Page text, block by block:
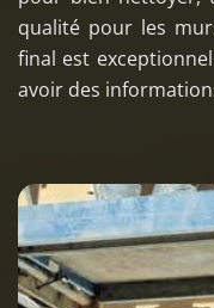
qualité pour les
final est
avoir des